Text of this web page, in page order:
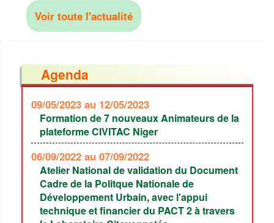
Voir toute l'actualité
Agenda
09/05/2023 au 12/05/2023
Formation de 7 nouveaux Animateurs de la
plateforme CIVITAC Niger
06/09/2022 au 07/09/2022
Atelier National de validation du Document
Cadre de la Politque Nationale de
Développement Urbain, avec l'appui
technique et financier du PACT 2 à travers